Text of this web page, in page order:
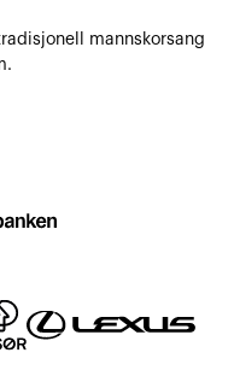
mannskorsang